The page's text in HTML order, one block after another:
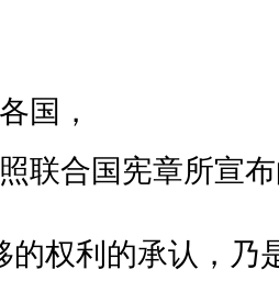
国，
合国宪章所宣布
的权利的承认，乃